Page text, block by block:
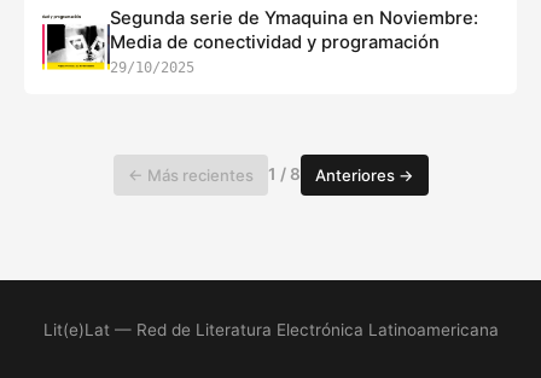
Segunda serie de Ymaquina en Noviembre:
Media de conectividad y programación
29/10/2025
← Más recientes 1 / 8 Anteriores →
Lit(e)Lat — Red de Literatura Electrónica Latinoamericana